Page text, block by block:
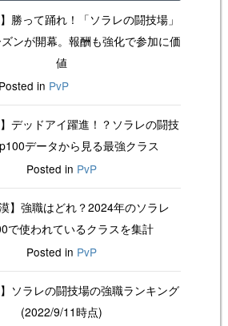
勝って踊れ！「ソラレの闘技場」
ンが開幕。報酬も強化で参加に価
値
Posted in PvP
】デッドアイ躍進！？ソラレの闘技
データから見る最強クラス
Posted in PvP
】強職はどれ？2024年のソラレ
で使われているクラスを集計
Posted in PvP
】ソラレの闘技場の強職ランキング
(2022/9/11時点)